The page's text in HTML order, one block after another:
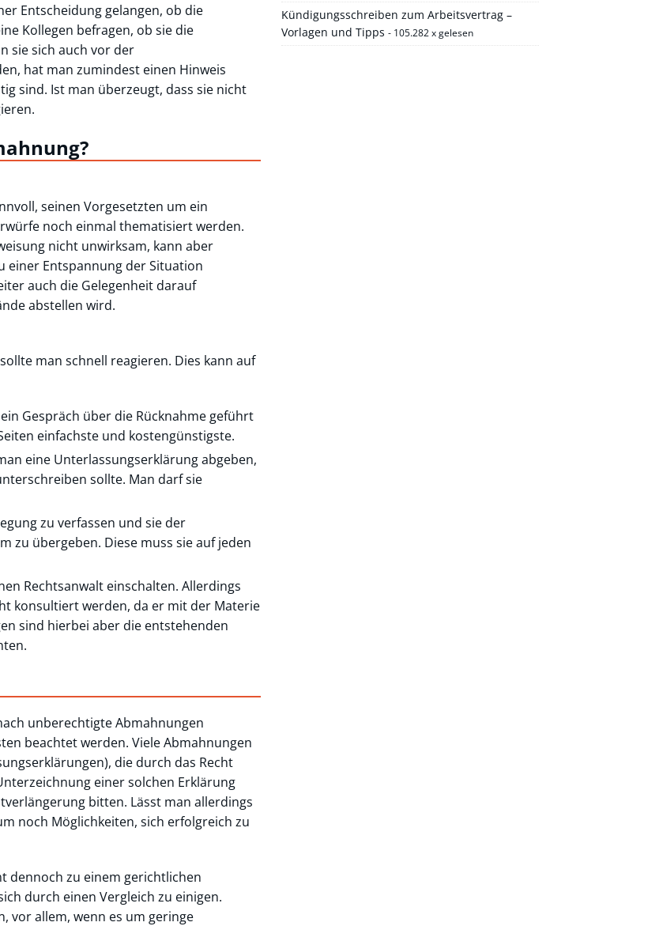
Entscheidung gelangen, ob die
Kollegen befragen, ob sie die
sie sich auch vor der
hat man zumindest einen Hinweis
sind. Ist man überzeugt, dass sie nicht
seinen Vorgesetzten um ein
noch einmal thematisiert werden.
nicht unwirksam, kann aber
einer Entspannung der Situation
auch die Gelegenheit darauf
abstellen wird.
man schnell reagieren. Dies kann auf
Gespräch über die Rücknahme geführt
einfachste und kostengünstigste.
eine Unterlassungserklärung abgeben,
sollte. Man darf sie
zu verfassen und sie der
zu übergeben. Diese muss sie auf jeden
Rechtsanwalt einschalten. Allerdings
konsultiert werden, da er mit der Materie
sind hierbei aber die entstehenden
unberechtigte Abmahnungen
beachtet werden. Viele Abmahnungen
die durch das Recht
einer solchen Erklärung
bitten. Lässt man allerdings
noch Möglichkeiten, sich erfolgreich zu
dennoch zu einem gerichtlichen
durch einen Vergleich zu einigen.
vor allem, wenn es um geringe
Kündigungsschreiben zum Arbeitsvertrag –
Vorlagen und Tipps - 105.282 x gelesen